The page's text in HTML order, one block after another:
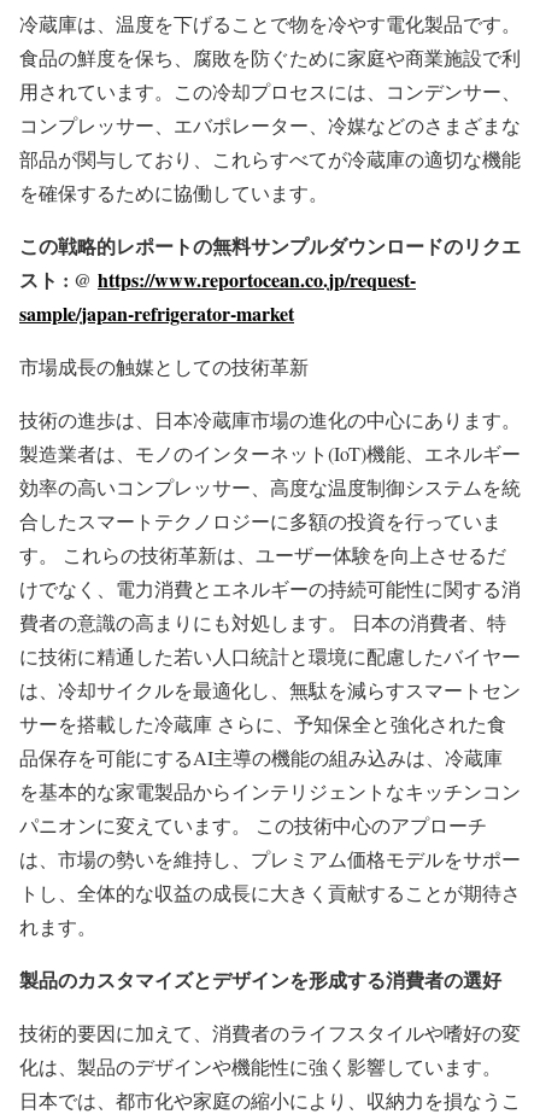
冷蔵庫は、温度を下げることで物を冷やす電化製品です。
食品の鮮度を保ち、腐敗を防ぐために家庭や商業施設で利
用されています。この冷却プロセスには、コンデンサー、
コンプレッサー、エバポレーター、冷媒などのさまざまな
部品が関与しており、これらすべてが冷蔵庫の適切な機能
を確保するために協働しています。
この戦略的レポートの無料サンプルダウンロードのリクエ
スト : @ https://www.reportocean.co.jp/request-
sample/japan-refrigerator-market
市場成長の触媒としての技術革新
技術の進歩は、日本冷蔵庫市場の進化の中心にあります。
製造業者は、モノのインターネット(IoT)機能、エネルギー
効率の高いコンプレッサー、高度な温度制御システムを統
合したスマートテクノロジーに多額の投資を行っていま
す。 これらの技術革新は、ユーザー体験を向上させるだ
けでなく、電力消費とエネルギーの持続可能性に関する消
費者の意識の高まりにも対処します。 日本の消費者、特
に技術に精通した若い人口統計と環境に配慮したバイヤー
は、冷却サイクルを最適化し、無駄を減らすスマートセン
サーを搭載した冷蔵庫 さらに、予知保全と強化された食
品保存を可能にするAI主導の機能の組み込みは、冷蔵庫
を基本的な家電製品からインテリジェントなキッチンコン
パニオンに変えています。 この技術中心のアプローチ
は、市場の勢いを維持し、プレミアム価格モデルをサポー
トし、全体的な収益の成長に大きく貢献することが期待さ
れます。
製品のカスタマイズとデザインを形成する消費者の選好
技術的要因に加えて、消費者のライフスタイルや嗜好の変
化は、製品のデザインや機能性に強く影響しています。
日本では、都市化や家庭の縮小により、収納力を損なうこ